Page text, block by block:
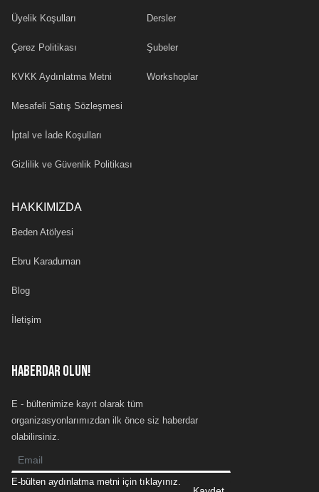
Üyelik Koşulları
Çerez Politikası
KVKK Aydınlatma Metni
Mesafeli Satış Sözleşmesi
İptal ve İade Koşulları
Gizlilik ve Güvenlik Politikası
Dersler
Şubeler
Workshoplar
HAKKIMIZDA
Beden Atölyesi
Ebru Karaduman
Blog
İletişim
HABERDAR OLUN!
E - bültenimize kayıt olarak tüm
organizasyonlarımızdan ilk önce siz haberdar
olabilirsiniz.
E-bülten aydınlatma metni için tıklayınız.